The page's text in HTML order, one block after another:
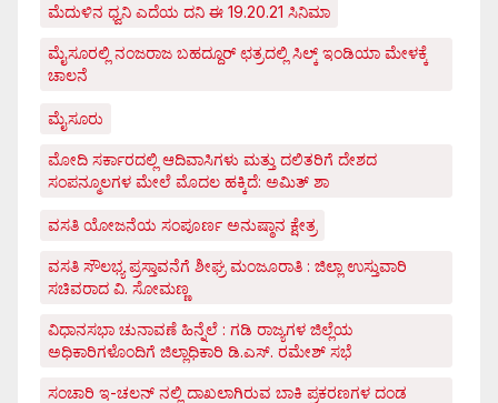
ಮೆದುಳಿನ ಧ್ವನಿ ಎದೆಯ ದನಿ ಈ 19.20.21 ಸಿನಿಮಾ
ಮೈಸೂರಲ್ಲಿ ನಂಜರಾಜ ಬಹದ್ದೂರ್ ಛತ್ರದಲ್ಲಿ ಸಿಲ್ಕ್ ಇಂಡಿಯಾ ಮೇಳಕ್ಕೆ
ಚಾಲನೆ
ಮೈಸೂರು
ಮೋದಿ ಸರ್ಕಾರದಲ್ಲಿ ಆದಿವಾಸಿಗಳು ಮತ್ತು ದಲಿತರಿಗೆ ದೇಶದ
ಸಂಪನ್ಮೂಲಗಳ ಮೇಲೆ ಮೊದಲ ಹಕ್ಕಿದೆ: ಅಮಿತ್ ಶಾ
ವಸತಿ ಯೋಜನೆಯ ಸಂಪೂರ್ಣ ಅನುಷ್ಠಾನ ಕ್ಷೇತ್ರ
ವಸತಿ ಸೌಲಭ್ಯ ಪ್ರಸ್ತಾವನೆಗೆ ಶೀಘ್ರ ಮಂಜೂರಾತಿ : ಜಿಲ್ಲಾ ಉಸ್ತುವಾರಿ
ಸಚಿವರಾದ ವಿ. ಸೋಮಣ್ಣ
ವಿಧಾನಸಭಾ ಚುನಾವಣೆ ಹಿನ್ನೆಲೆ : ಗಡಿ ರಾಜ್ಯಗಳ ಜಿಲ್ಲೆಯ
ಅಧಿಕಾರಿಗಳೊಂದಿಗೆ ಜಿಲ್ಲಾಧಿಕಾರಿ ಡಿ.ಎಸ್. ರಮೇಶ್ ಸಭೆ
ಸಂಚಾರಿ ಇ-ಚಲನ್ ನಲ್ಲಿ ದಾಖಲಾಗಿರುವ ಬಾಕಿ ಪ್ರಕರಣಗಳ ದಂಡ